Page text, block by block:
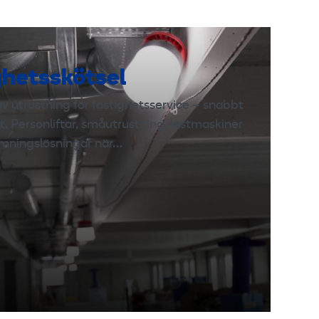
utrustning för fastighetsservice – snabbt
Personliftar, småutrustning, lastmaskiner
när…